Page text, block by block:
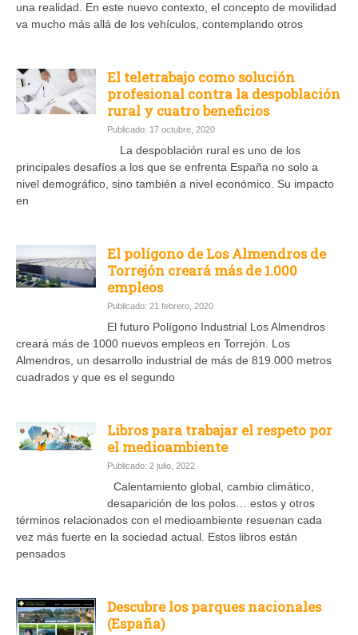
una realidad. En este nuevo contexto, el concepto de movilidad
va mucho más allá de los vehículos, contemplando otros
El teletrabajo como solución
profesional contra la despoblación
rural y cuatro beneficios
Publicado: 17 octubre, 2020
La despoblación rural es uno de los
principales desafíos a los que se enfrenta España no solo a
nivel demográfico, sino también a nivel económico. Su impacto
en
El polígono de Los Almendros de
Torrejón creará más de 1.000
empleos
Publicado: 21 febrero, 2020
El futuro Polígono Industrial Los Almendros
creará más de 1000 nuevos empleos en Torrejón. Los
Almendros, un desarrollo industrial de más de 819.000 metros
cuadrados y que es el segundo
Libros para trabajar el respeto por
el medioambiente
Publicado: 2 julio, 2022
Calentamiento global, cambio climático,
desaparición de los polos… estos y otros
términos relacionados con el medioambiente resuenan cada
vez más fuerte en la sociedad actual. Estos libros están
pensados
Descubre los parques nacionales
(España)